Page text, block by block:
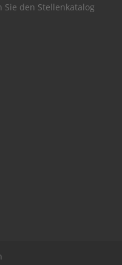
Sie den Stellenkatalog